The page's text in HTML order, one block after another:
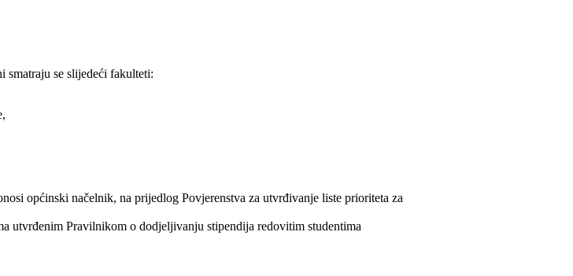
smatraju se slijedeći fakulteti:
općinski načelnik, na prijedlog Povjerenstva za utvrđivanje liste prioriteta za
utvrđenim Pravilnikom o dodjeljivanju stipendija redovitim studentima